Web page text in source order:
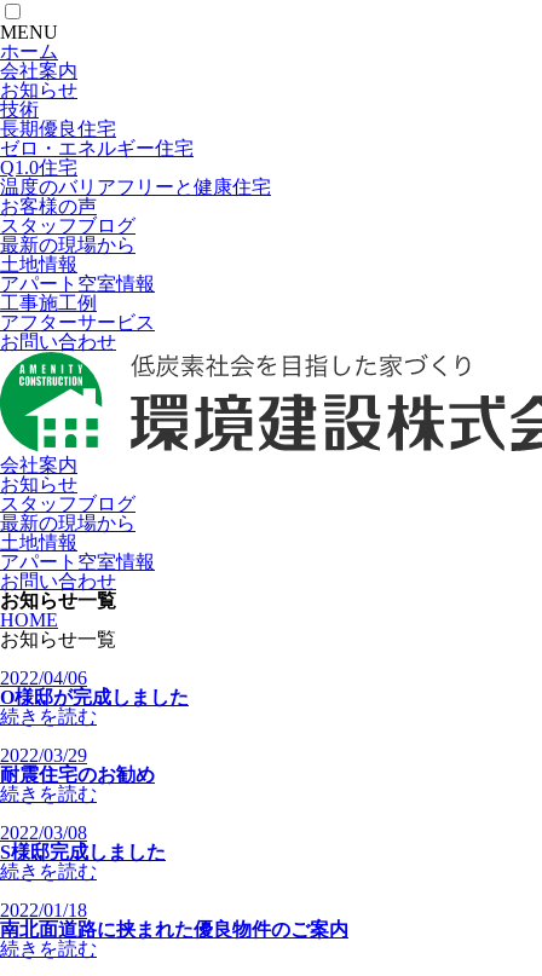
MENU
ホーム
会社案内
お知らせ
技術
長期優良住宅
ゼロ・エネルギー住宅
Q1.0住宅
温度のバリアフリーと健康住宅
お客様の声
スタッフブログ
最新の現場から
土地情報
アパート空室情報
工事施工例
アフターサービス
お問い合わせ
会社案内
お知らせ
スタッフブログ
最新の現場から
土地情報
アパート空室情報
お問い合わせ
お知らせ一覧
HOME
お知らせ一覧
2022/04/06
O様邸が完成しました
続きを読む
2022/03/29
耐震住宅のお勧め
続きを読む
2022/03/08
S様邸完成しました
続きを読む
2022/01/18
南北面道路に挟まれた優良物件のご案内
続きを読む